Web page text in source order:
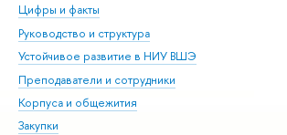
Цифры и факты
Руководство и структура
Устойчивое развитие в НИУ ВШЭ
Преподаватели и сотрудники
Корпуса и общежития
Закупки